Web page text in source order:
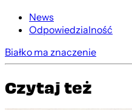
News
Odpowiedzialność
Białko ma znaczenie
Czytaj też